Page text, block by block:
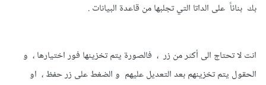
بك بنائاً على الداتا التي تجلبها من قاعدة البيانات .
انت لا تحتاج الى أكثر من زر ، فالصورة يتم تخزينها فور اختيارها ، و
الحقول يتم تخزينهم بعد التعديل عليهم و الضغط على زر حفظ ، او